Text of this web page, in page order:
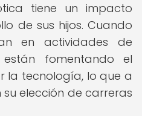
tiene un impacto
de sus hijos. Cuando
en actividades de
fomentando el
la tecnología, lo que a
su elección de carreras